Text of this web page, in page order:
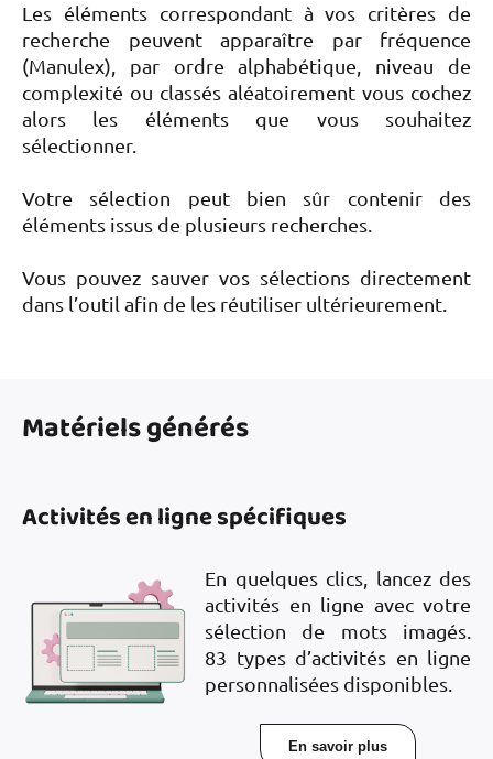
Les éléments correspondant à vos critères de
recherche peuvent apparaître par fréquence
(Manulex), par ordre alphabétique, niveau de
complexité ou classés aléatoirement vous cochez
alors les éléments que vous souhaitez
sélectionner.
Votre sélection peut bien sûr contenir des
éléments issus de plusieurs recherches.
Vous pouvez sauver vos sélections directement
dans l’outil afin de les réutiliser ultérieurement.
Matériels générés
Activités en ligne spécifiques
En quelques clics, lancez des
activités en ligne avec votre
sélection de mots imagés.
83 types d’activités en ligne
personnalisées disponibles.
En savoir plus